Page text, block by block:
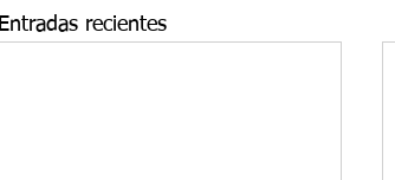
Entradas recientes